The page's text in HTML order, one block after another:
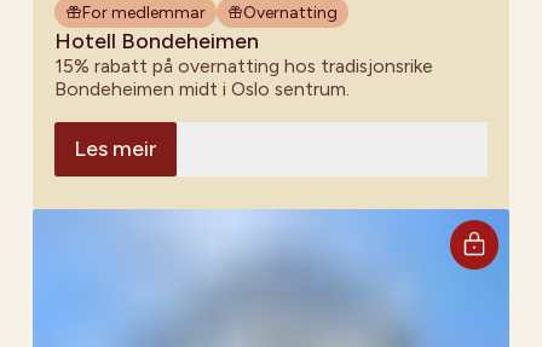
For medlemmar Overnatting
Hotell Bondeheimen
15% rabatt på overnatting hos tradisjonsrike
Bondeheimen midt i Oslo sentrum.
Les meir